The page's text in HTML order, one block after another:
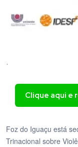
.
Clique aqui e
Foz do Iguaçu está
Trinacional sobre